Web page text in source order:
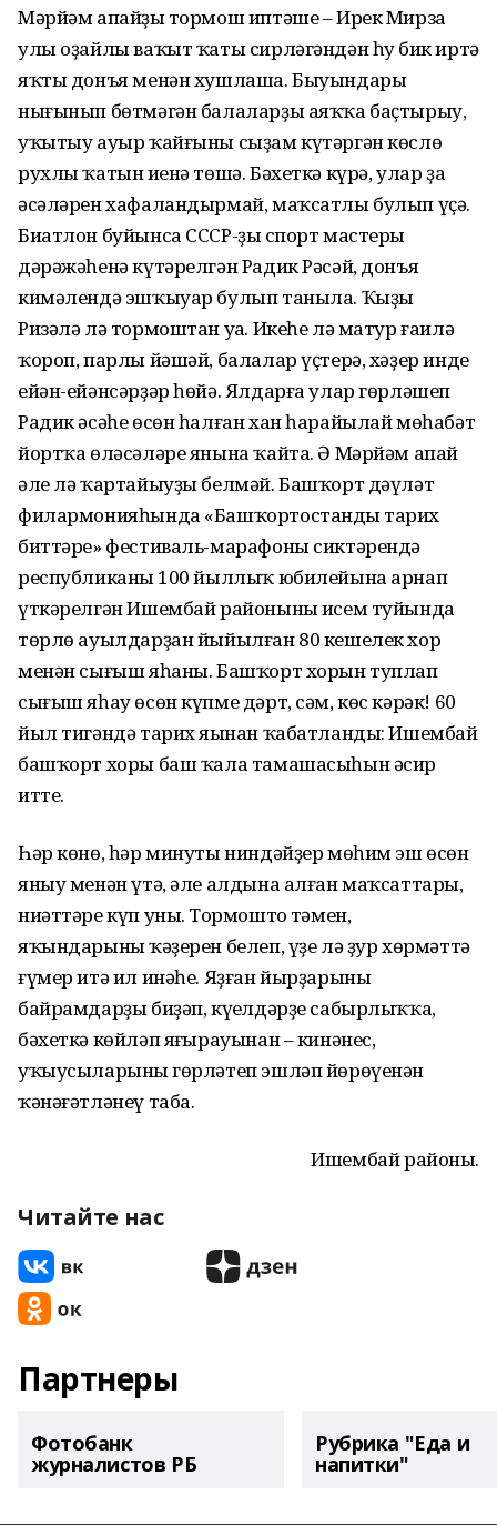
Мәрйәм апайҙың тормош иптәше – Ирек Мирза
улы оҙайлы ваҡыт ҡаты сирләгәндән һуң бик иртә
яҡты донъя менән хушлаша. Быуындары
нығынып бөтмәгән балаларҙы аяҡҡа баҫтырыу,
уҡытыу ауыр ҡайғыны сыҙам күтәргән көслө
рухлы ҡатын иңенә төшә. Бәхеткә күрә, улар ҙа
әсәләрен хафаландырмай, маҡсатлы булып үҫә.
Биатлон буйынса СССР-ҙың спорт мастеры
дәрәжәһенә күтәрелгән Радик Рәсәй, донъя
кимәлендә эшҡыуар булып таныла. Ҡыҙы
Ризәлә лә тормоштан уңа. Икеһе лә матур ғаилә
ҡороп, парлы йәшәй, балалар үҫтерә, хәҙер инде
ейән-ейәнсәрҙәр һөйә. Ялдарға улар гөрләшеп
Радик әсәһе өсөн һалған хан һарайылай мөһабәт
йортҡа өләсәләре янына ҡайта. Ә Мәрйәм апай
әле лә ҡартайыуҙы белмәй. Башҡорт дәүләт
филармо­нияһында «Башҡортостандың тарих
биттәре» фестиваль-марафоны сиктәрендә
республиканың 100 йыллыҡ юбилейына арнап
үткәрелгән Ишембай районының исем туйында
төрлө ауылдарҙан йыйылған 80 кешелек хор
менән сығыш яһаны. Башҡорт хорын туплап
сығыш яһау өсөн күпме дәрт, сәм, көс кәрәк! 60
йыл тигәндә тарих яңынан ҡабатланды: Ишембай
башҡорт хоры баш ҡала тамашасыһын әсир
итте.
Һәр көнө, һәр минуты ниндәйҙер мөһим эш өсөн
яныу менән үтә, әле алдына алған маҡсаттары,
ниәттәре күп уның. Тормоштоң тәмен,
яҡындарының ҡәҙерен белеп, үҙе лә ҙур хөрмәттә
ғүмер итә ил инәһе. Яҙған йырҙарының
байрамдарҙы биҙәп, күңелдәрҙе сабыр­лыҡҡа,
бәхеткә көйләп яңғырауынан – кинәнес,
уҡыусыларының гөрләтеп эшләп йөрөүенән
ҡәнәғәтләнеү таба.
Ишембай районы.
Читайте нас
Партнеры
Фотобанк
журналистов РБ
Рубрика "Еда и
напитки"